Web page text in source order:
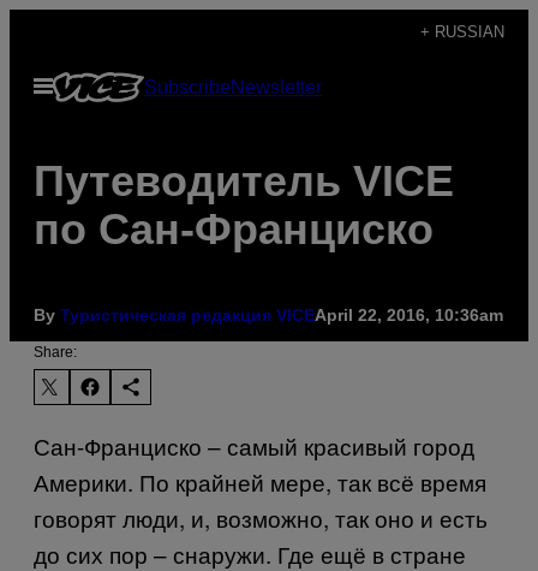
content
+ RUSSIAN
Open
Menu
SubscribeNewsletter
Путеводитель VICE
по Сан-Франциско
By Туристическая редакция VICEApril 22, 2016, 10:36am
Share:
Сан-Франциско – самый красивый город
Америки. По крайней мере, так всё время
говорят люди, и, возможно, так оно и есть
до сих пор – снаружи. Где ещё в стране